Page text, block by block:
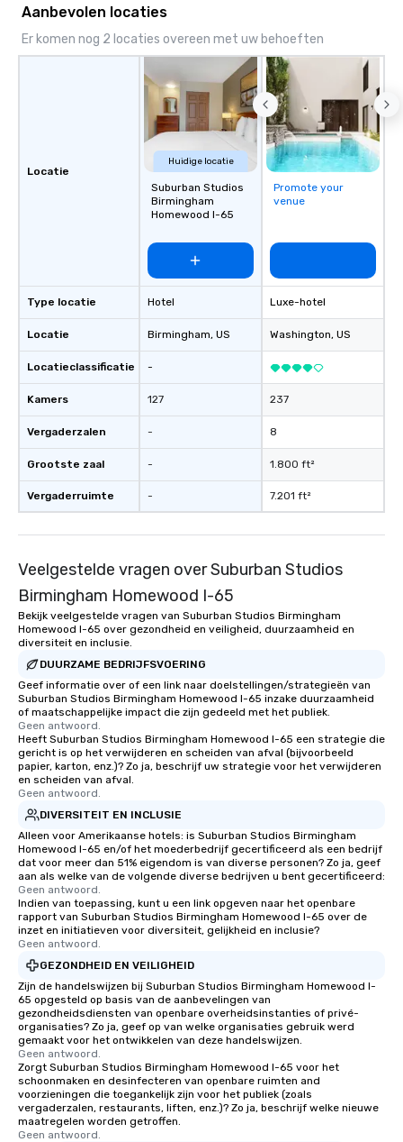
Aanbevolen locaties
Er komen nog 2 locaties overeen met uw behoeften
Locatie
Type locatie
Locatie
Locatieclassificatie
Kamers
Vergaderzalen
Grootste zaal
Vergaderruimte
Huidige locatie
Suburban Studios
Birmingham
Homewood I-65
Hotel
Birmingham, US
-
127
-
-
-
Promote your
venue
Luxe-hotel
Washington, US
237
8
1.800 ft²
7.201 ft²
Veelgestelde vragen over Suburban Studios
Birmingham Homewood I-65
Bekijk veelgestelde vragen van Suburban Studios Birmingham
Homewood I-65 over gezondheid en veiligheid, duurzaamheid en
diversiteit en inclusie.
DUURZAME BEDRIJFSVOERING
Geef informatie over of een link naar doelstellingen/strategieën van
Suburban Studios Birmingham Homewood I-65 inzake duurzaamheid
of maatschappelijke impact die zijn gedeeld met het publiek.
Geen antwoord.
Heeft Suburban Studios Birmingham Homewood I-65 een strategie die
gericht is op het verwijderen en scheiden van afval (bijvoorbeeld
papier, karton, enz.)? Zo ja, beschrijf uw strategie voor het verwijderen
en scheiden van afval.
Geen antwoord.
DIVERSITEIT EN INCLUSIE
Alleen voor Amerikaanse hotels: is Suburban Studios Birmingham
Homewood I-65 en/of het moederbedrijf gecertificeerd als een bedrijf
dat voor meer dan 51% eigendom is van diverse personen? Zo ja, geef
aan als welke van de volgende diverse bedrijven u bent gecertificeerd:
Geen antwoord.
Indien van toepassing, kunt u een link opgeven naar het openbare
rapport van Suburban Studios Birmingham Homewood I-65 over de
inzet en initiatieven voor diversiteit, gelijkheid en inclusie?
Geen antwoord.
GEZONDHEID EN VEILIGHEID
Zijn de handelswijzen bij Suburban Studios Birmingham Homewood I-
65 opgesteld op basis van de aanbevelingen van
gezondheidsdiensten van openbare overheidsinstanties of privé-
organisaties? Zo ja, geef op van welke organisaties gebruik werd
gemaakt voor het ontwikkelen van deze handelswijzen.
Geen antwoord.
Zorgt Suburban Studios Birmingham Homewood I-65 voor het
schoonmaken en desinfecteren van openbare ruimten and
voorzieningen die toegankelijk zijn voor het publiek (zoals
vergaderzalen, restaurants, liften, enz.)? Zo ja, beschrijf welke nieuwe
maatregelen worden getroffen.
Geen antwoord.